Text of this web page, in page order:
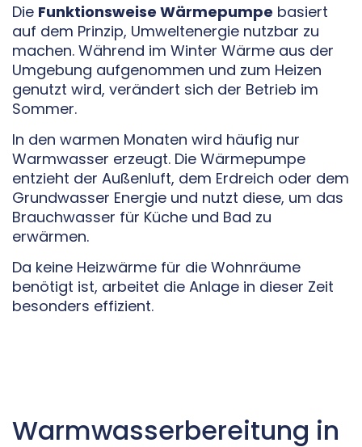
Die Funktionsweise Wärmepumpe basiert
auf dem Prinzip, Umweltenergie nutzbar zu
machen. Während im Winter Wärme aus der
Umgebung aufgenommen und zum Heizen
genutzt wird, verändert sich der Betrieb im
Sommer.
In den warmen Monaten wird häufig nur
Warmwasser erzeugt. Die Wärmepumpe
entzieht der Außenluft, dem Erdreich oder dem
Grundwasser Energie und nutzt diese, um das
Brauchwasser für Küche und Bad zu
erwärmen.
Da keine Heizwärme für die Wohnräume
benötigt ist, arbeitet die Anlage in dieser Zeit
besonders effizient.
Warmwasserbereitung in